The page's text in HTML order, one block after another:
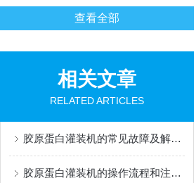
查看全部
相关文章
RELATED ARTICLES
胶原蛋白灌装机的常见故障及解决办法有哪些？
胶原蛋白灌装机的操作流程和注意事项